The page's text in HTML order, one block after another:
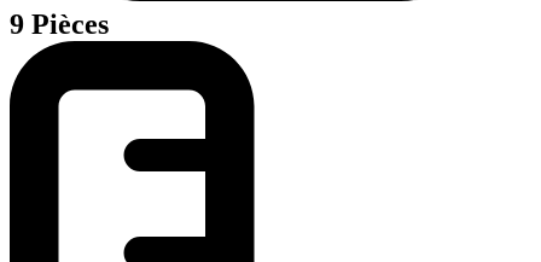
9 Pièces